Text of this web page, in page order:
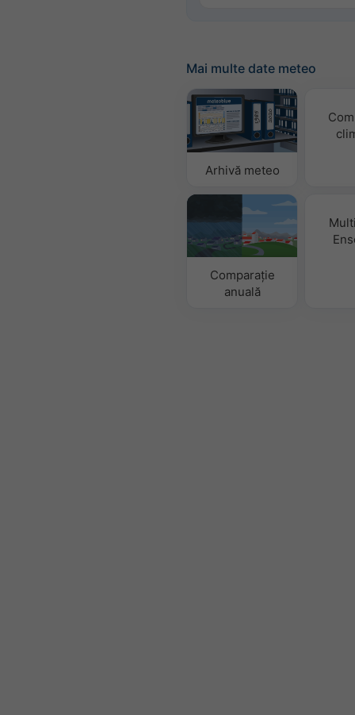
Mai multe date meteo
Arhivă meteo
Comparație
anuală